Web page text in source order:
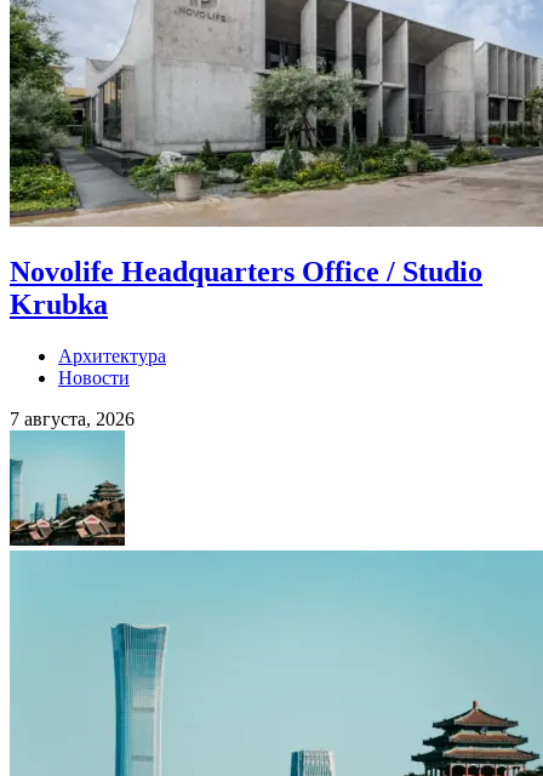
Novolife Headquarters Office / Studio
Krubka
Архитектура
Новости
7 августа, 2026